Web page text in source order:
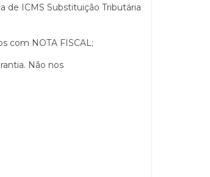
de ICMS Substituição Tributária
com NOTA FISCAL;
Não nos